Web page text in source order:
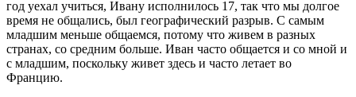
год уехал учиться, Ивану исполнилось 17, так что мы долгое
время не общались, был географический разрыв. С самым
младшим меньше общаемся, потому что живем в разных
странах, со средним больше. Иван часто общается и со мной и
с младшим, поскольку живет здесь и часто летает во
Францию.